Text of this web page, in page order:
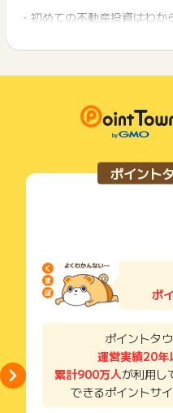
方
※面談の日時調整のお電話及
※面談時に勤務先の名刺をご
※上場企業、それに準じる企
そのグループ会社にお勤めの
もしくは公務員、団体職員
もしくは確定申告の課税所
個人事業主、経営者の方
※事前のお電話ヒアリング段
と担当が判断した場合、面
※事前ヒアリング、面談内容
く上で虚無と思われる発言
※不備・不正・虚偽・重複・
※その他お申込内容に不備があ
※獲得条件を1つでも満たして
※不備・不正・虚偽・重複・
間違い・同一IPからの登録な
れた方
下記の事項に該当する場合
い物を複数回ご利用された場
て一度でも同サービス・お
ご利用前には、Cookieの削
サービス・お買い物利用時
法がある場合、必ずサイト
了などのメールは、ポイン
獲得待ち・獲得失敗の状態
メールを送っていただく場
そのため、紛失・破棄され
ご注意ください。
(※) SafariやChromeなどweb
広告主が運営しているサー
商品の交換や一部でもキャ
になる可能性もございます。
条件を達成しているかどう
っているため、広告主はポ
そのため、ポイントタウン
広告主様に直接行わないよ
ご利用から半年以上経過し
を承ることができません。
あらかじめご了承ください。
・初めての不動産投資はわか
・第三者の公平な意見を聞
ワンルームナレッジの客観
あなたの不動産投資に対す
述べ3,000人以上のお客様の
不動産投資のリスク、1棟や
ト・デメリットを交えた物
不動産会社選びから、購入
伝えします。
ポイント
ポ
ポイントタ
運営実績20年
累計900万人が利用し
できるポイントサ